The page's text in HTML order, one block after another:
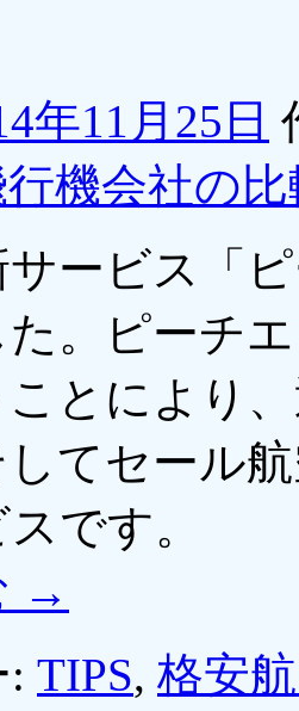
年11月25日
機会社の
サービス「
。ピーチ
とにより
てセール
です。
→
TIPS, 格安